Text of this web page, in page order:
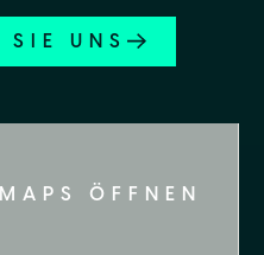
SIE UNS
ÖFFNEN